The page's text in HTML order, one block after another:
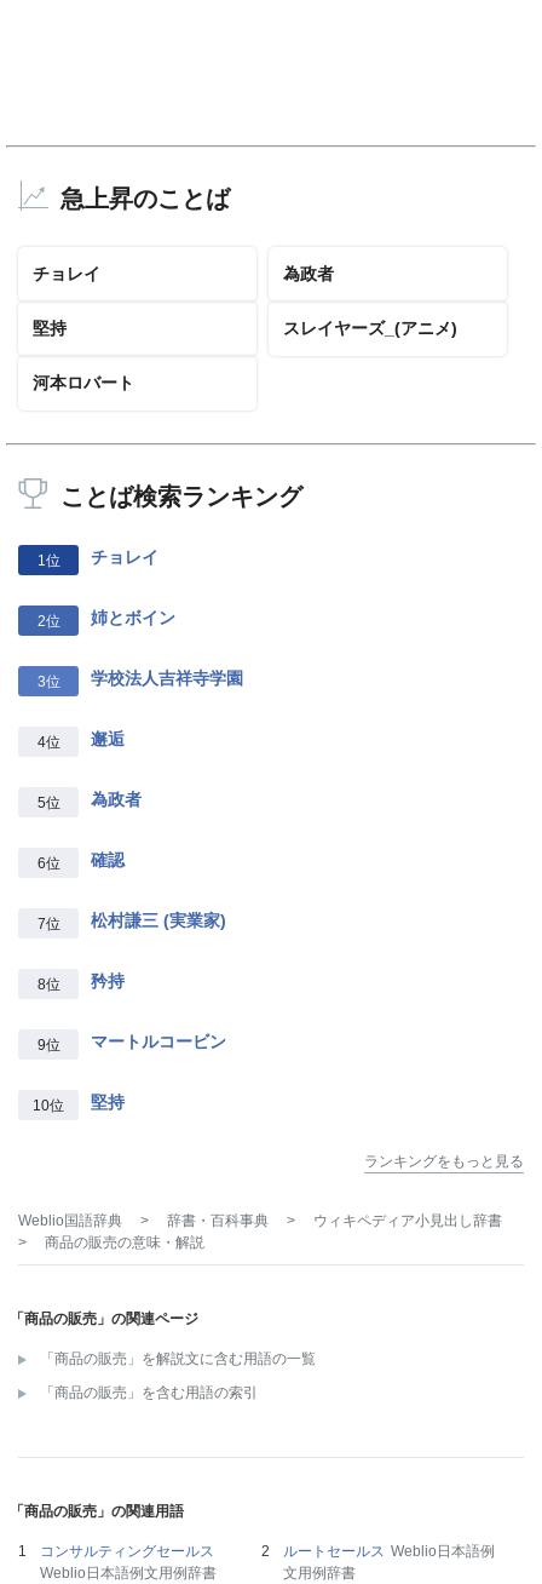
急上昇のことば
チョレイ 為政者
堅持 スレイヤーズ_(アニメ)
河本ロバート
ことば検索ランキング
1位 チョレイ
2位 姉とボイン
3位 学校法人吉祥寺学園
4位 邂逅
5位 為政者
6位 確認
7位 松村謙三 (実業家)
8位 矜持
9位 マートルコービン
10位 堅持
ランキングをもっと見る
Weblio国語辞典 > 辞書・百科事典 >
ウィキペディア小見出し辞書
>
商品の販売の意味・解説
「商品の販売」の関連ページ
「商品の販売」を解説文に含む用語の一覧
「商品の販売」を含む用語の索引
「商品の販売」の関連用語
コンサルティングセールス
Weblio日本語例文用例辞書
ルートセールス Weblio日本語例
文用例辞書